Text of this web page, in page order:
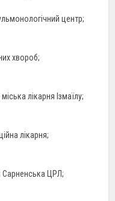
центр;
хвороб;
лікарня Ізмаїлу;
лікарня;
Сарненська ЦРЛ;